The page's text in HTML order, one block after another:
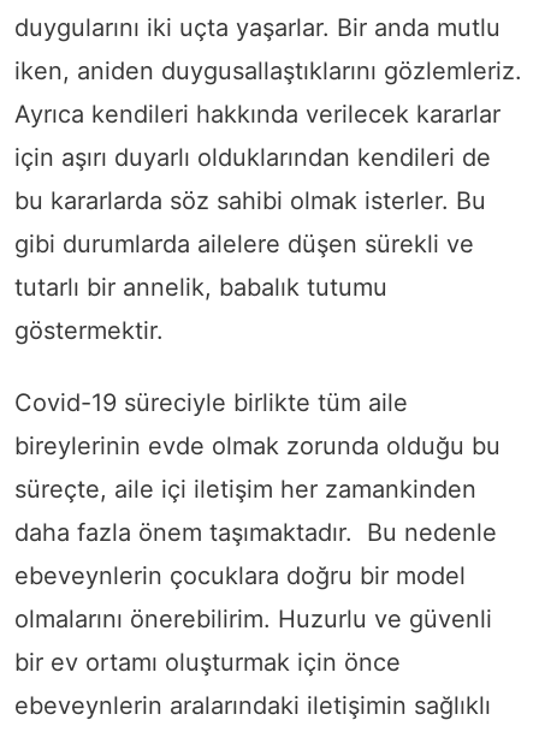
duygularını iki uçta yaşarlar. Bir anda mutlu
iken, aniden duygusallaştıklarını gözlemleriz.
Ayrıca kendileri hakkında verilecek kararlar
için aşırı duyarlı olduklarından kendileri de
bu kararlarda söz sahibi olmak isterler. Bu
gibi durumlarda ailelere düşen sürekli ve
tutarlı bir annelik, babalık tutumu
göstermektir.
Covid-19 süreciyle birlikte tüm aile
bireylerinin evde olmak zorunda olduğu bu
süreçte, aile içi iletişim her zamankinden
daha fazla önem taşımaktadır. Bu nedenle
ebeveynlerin çocuklara doğru bir model
olmalarını önerebilirim. Huzurlu ve güvenli
bir ev ortamı oluşturmak için önce
ebeveynlerin aralarındaki iletişimin sağlıklı